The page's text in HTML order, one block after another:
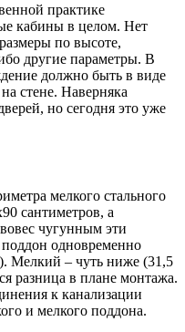
практике
кабины в целом. Нет
по высоте,
другие параметры. В
должно быть в виде
стене. Наверняка
но сегодня это уже
мелкого стального
сантиметров, а
чугунным эти
одновременно
Мелкий – чуть ниже (31,5
разница в плане монтажа.
к канализации
и мелкого поддона.